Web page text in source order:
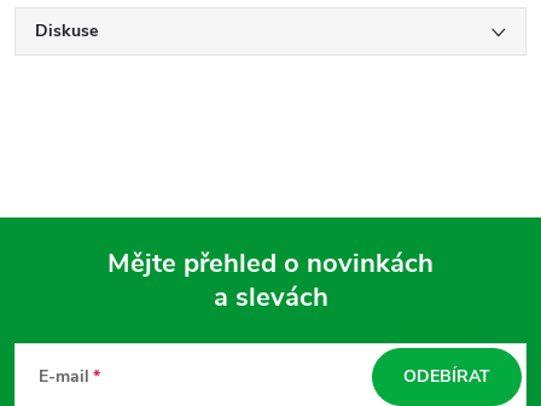
Diskuse
Mějte přehled o novinkách
a slevách
E-mail ODEBÍRAT